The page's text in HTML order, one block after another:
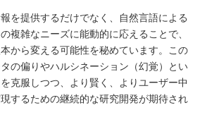
を提供するだけでなく、自然言語による
複雑なニーズに能動的に応えることで、
から変える可能性を秘めています。この
の偏りやハルシネーション（幻覚）とい
克服しつつ、より賢く、よりユーザー中
するための継続的な研究開発が期待され